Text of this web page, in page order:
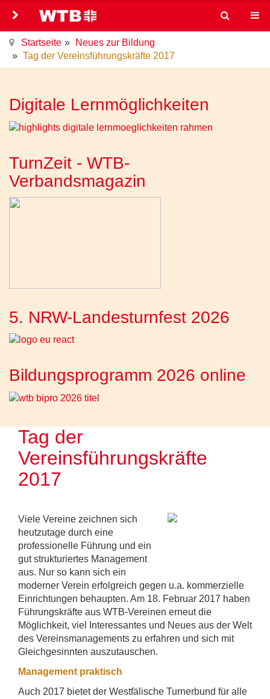
Startseite
Neues zur Bildung
Tag der Vereinsführungskräfte 2017
Digitale Lernmöglichkeiten
TurnZeit - WTB-
Verbandsmagazin
5. NRW-Landesturnfest 2026
Bildungsprogramm 2026 online
Tag der
Vereinsführungskräfte
2017
Viele Vereine zeichnen sich
heutzutage durch eine
professionelle Führung und ein
gut strukturiertes Management
aus. Nur so kann sich ein
moderner Verein erfolgreich gegen u.a. kommerzielle
Einrichtungen behaupten. Am 18. Februar 2017 haben
Führungskräfte aus WTB-Vereinen erneut die
Möglichkeit, viel Interessantes und Neues aus der Welt
des Vereinsmanagements zu erfahren und sich mit
Gleichgesinnten auszutauschen.
Management praktisch
Auch 2017 bietet der Westfälische Turnerbund für alle